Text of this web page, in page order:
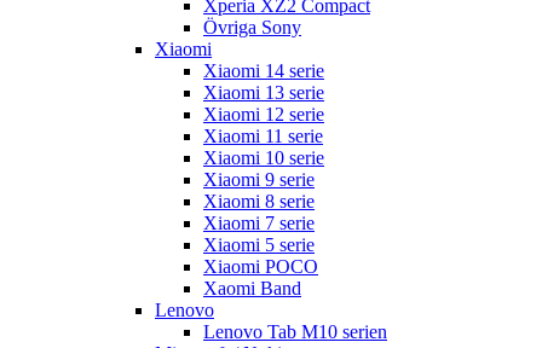
Xperia XZ2 Compact
Övriga Sony
Xiaomi
Xiaomi 14 serie
Xiaomi 13 serie
Xiaomi 12 serie
Xiaomi 11 serie
Xiaomi 10 serie
Xiaomi 9 serie
Xiaomi 8 serie
Xiaomi 7 serie
Xiaomi 5 serie
Xiaomi POCO
Xaomi Band
Lenovo
Lenovo Tab M10 serien